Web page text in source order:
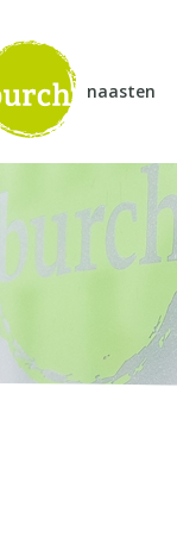
naasten